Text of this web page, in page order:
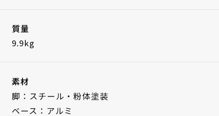
質量
9.9kg
素材
脚：スチール・粉体塗装
ベース：アルミ